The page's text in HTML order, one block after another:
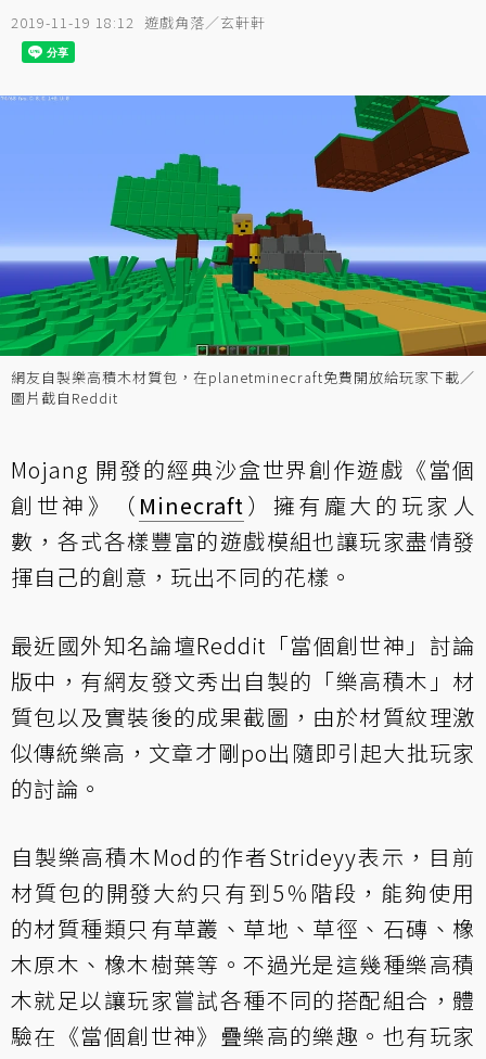
2019-11-19 18:12 遊戲角落／玄軒軒
網友自製樂高積木材質包，在planetminecraft免費開放給玩家下載／
圖片截自Reddit
Mojang 開發的經典沙盒世界創作遊戲《當個
創世神》（ Minecraft ）擁有龐大的玩家人
數，各式各樣豐富的遊戲模組也讓玩家盡情發
揮自己的創意，玩出不同的花樣。
最近國外知名論壇Reddit「當個創世神」討論
版中，有網友發文秀出自製的 「樂高積木」材
質包以及實裝後的成果截圖，由於材質紋理激
似傳統樂高，文章才剛po出隨即引起大批玩家
的討論。
自製樂高積木Mod的作者Strideyy表示，目前
材質包的開發大約只有到5％階段，能夠使用
的材質種類只有草叢、草地、草徑、石磚、橡
木原木、橡木樹葉等。不過光是這幾種樂高積
木就足以讓玩家嘗試各種不同的搭配組合，體
驗在《當個創世神》疊樂高的樂趣。也有玩家